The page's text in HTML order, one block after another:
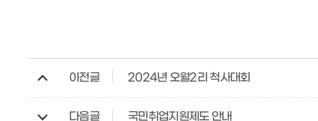
이전글 2024년 오월2리 척사대회
다음글 국민취업지원제도 안내